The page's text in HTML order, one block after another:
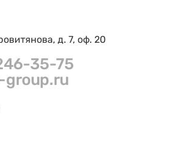
д. 7, оф. 20
35-75
group.ru